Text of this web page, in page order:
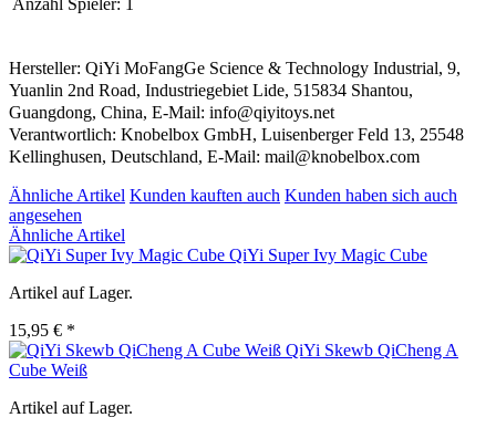
Anzahl Spieler:
Hersteller: QiYi MoFangGe Science & Technology Industrial, 9,
Yuanlin 2nd Road, Industriegebiet Lide, 515834 Shantou,
Guangdong, China, E-Mail: info@qiyitoys.net
Verantwortlich: Knobelbox GmbH, Luisenberger Feld 13, 25548
Kellinghusen, Deutschland, E-Mail: mail@knobelbox.com
Ähnliche Artikel Kunden kauften auch Kunden haben sich auch
angesehen
Ähnliche Artikel
QiYi Super Ivy Magic Cube
Artikel auf Lager.
15,95 € *
QiYi Skewb QiCheng A
Cube Weiß
Artikel auf Lager.